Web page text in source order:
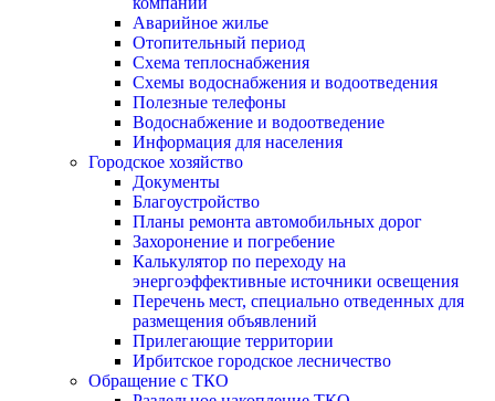
Аварийное жилье
Отопительный период
Схема теплоснабжения
Схемы водоснабжения и водоотведения
Полезные телефоны
Водоснабжение и водоотведение
Информация для населения
Городское хозяйство
Документы
Благоустройство
Планы ремонта автомобильных дорог
Захоронение и погребение
Калькулятор по переходу на
энергоэффективные источники освещения
Перечень мест, специально отведенных для
размещения объявлений
Прилегающие территории
Ирбитское городское лесничество
Обращение с ТКО